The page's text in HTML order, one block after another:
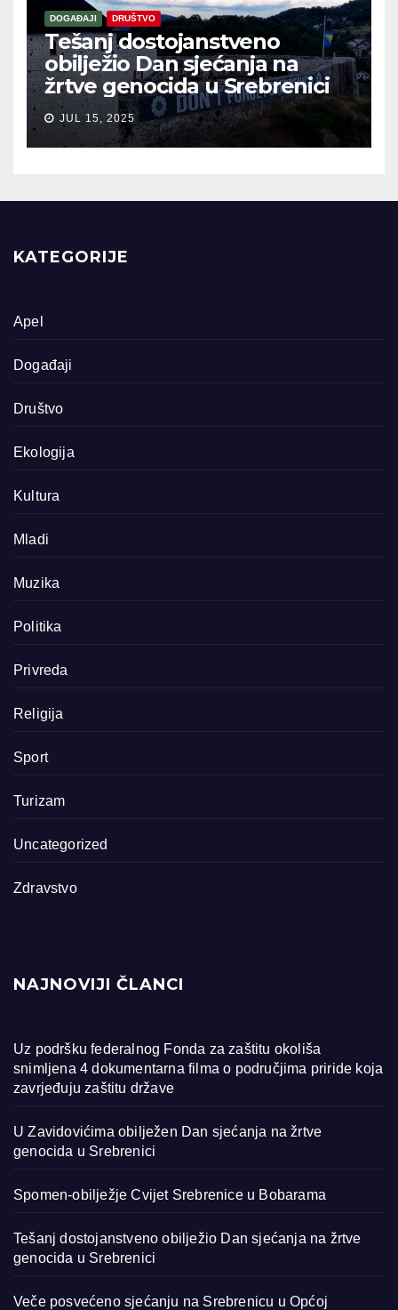
DOGAĐAJI DRUŠTVO
Tešanj dostojanstveno
obilježio Dan sjećanja na
žrtve genocida u Srebrenici
JUL 15, 2025
KATEGORIJE
Apel
Događaji
Društvo
Ekologija
Kultura
Mladi
Muzika
Politika
Privreda
Religija
Sport
Turizam
Uncategorized
Zdravstvo
NAJNOVIJI ČLANCI
Uz podršku federalnog Fonda za zaštitu okoliša
snimljena 4 dokumentarna filma o područjima priride koja
zavrjeđuju zaštitu države
U Zavidovićima obilježen Dan sjećanja na žrtve
genocida u Srebrenici
Spomen-obilježje Cvijet Srebrenice u Bobarama
Tešanj dostojanstveno obilježio Dan sjećanja na žrtve
genocida u Srebrenici
Veče posvećeno sjećanju na Srebrenicu u Općoj